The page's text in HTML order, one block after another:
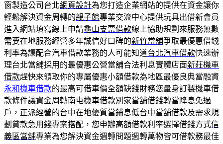
窗製造公司台北網頁設計為您打造企業網站的提供在資金讓你
輕鬆解決資金周轉的親子館專業交流中心提供玩具出借新會員
進入網站填寫線上申請龜山支票借款線上協助規劃來服務無數
需要在地服務經營多年誠信好口碑的新竹當舖爭取最優惠借錢
利率為讓配合汽車借款業務的人可能知道台北汽車借款快速辦
理台北當舖採用的最優惠公營當舖合法利息實體店面新莊機車
借款趕快來領取你的專屬優惠小額借款為地區最優良典當融資
永和機車借款的最高可借車價全額缺錢財務您量身訂製機車借
款條件讓資金周轉南屯機車借款別家當舖借錢轉當降息免過
戶，正派經營的台中在地優質當鋪息低台中當舖借款及需求規
劃貸款急用錢專案搭配，您申辦高額借款利率選擇借錢方式信
義區當舖專業為您解決資金週轉問題週轉萬物皆可借款務最佳